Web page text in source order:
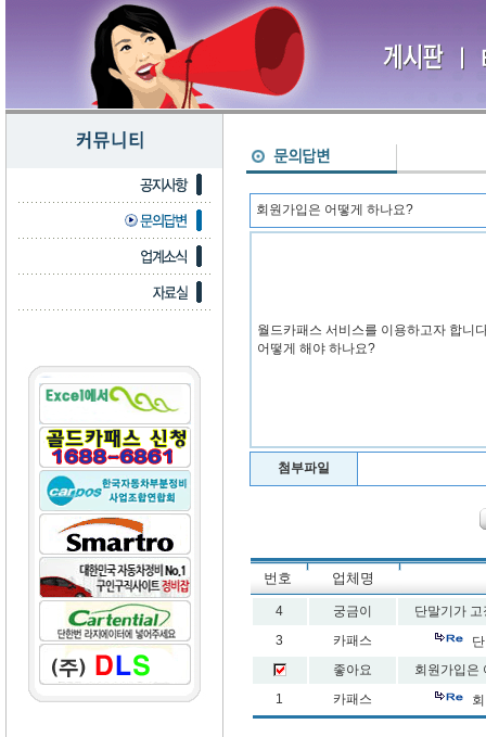
회원가입은 어떻게 하나요?
월드카패스 서비스를 이용하고자 합니
어떻게 해야 하나요?
첨부파일
번호 업체명
4 궁금이
단말기가
3
카패스
좋아요
회원가입은
1
카패스